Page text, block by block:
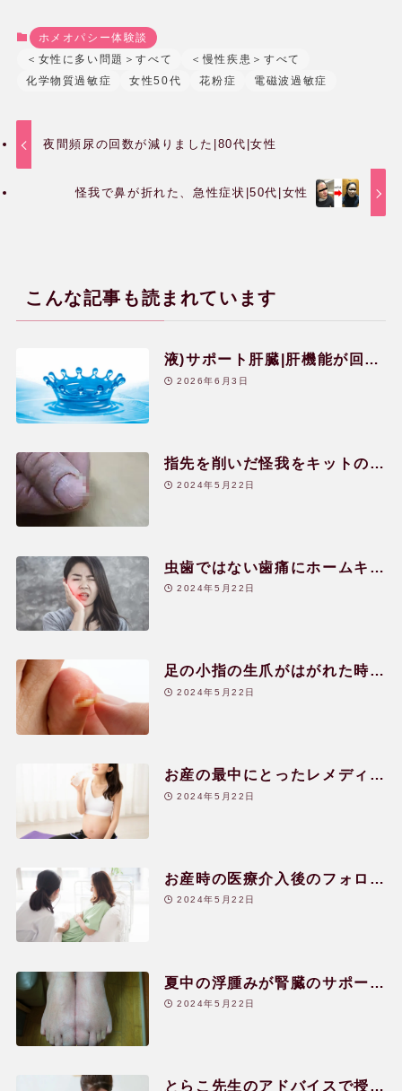
よくある質問
用語辞典
レメディー辞典
ホメオパシー体験談
＜女性に多い問題＞すべて
＜慢性疾患＞すべて
化学物質過敏症
女性50代 花粉症 電磁波過敏症
夜間頻尿の回数が減りました|80代|女性
怪我で鼻が折れた、急性症状|50代|女性
こんな記事も読まれています
液)サポート肝臓|肝機能が回復
した体験談|20代|女性
2026年6月3日
指先を削いだ怪我をキットのレ
メディーとクリームで|50代|女
2024年5月22日
虫歯ではない歯痛にホームキッ
トから|40代|女性
2024年5月22日
足の小指の生爪がはがれた時の
対処|30代|女性
2024年5月22日
お産の最中にとったレメディー
たち|30代|女性
2024年5月22日
お産時の医療介入後のフォロー
と産後のケア|30代|女性
2024年5月22日
夏中の浮腫みが腎臓のサポート
により1日で改善した!|40代|女
2024年5月22日
とらこ先生のアドバイスで授乳